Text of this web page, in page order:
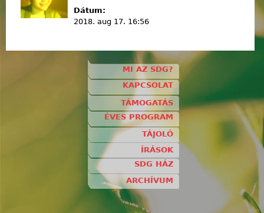
Dátum:
2018. aug 17. 16:56
MI AZ SDG?
KAPCSOLAT
TÁMOGATÁS
ÉVES PROGRAM
TÁJOLÓ
ÍRÁSOK
SDG HÁZ
ARCHÍVUM